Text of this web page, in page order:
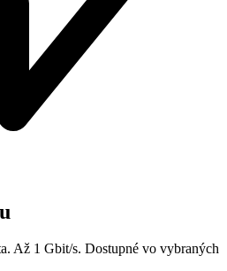
Až 1 Gbit/s. Dostupné vo vybraných